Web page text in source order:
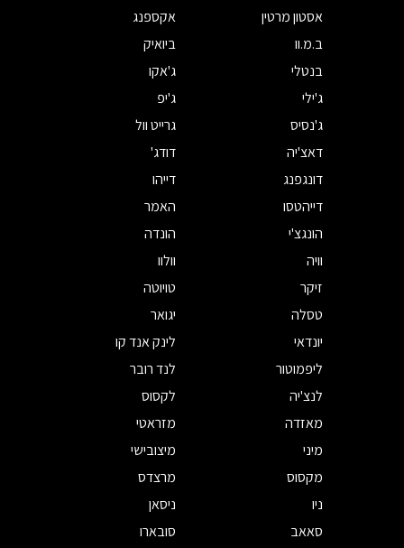
אסטון מרטין
אקספנג
ב.מ.וו
ביואיק
בנטלי
ג'אקו
ג'ילי
ג'יפ
ג'נסיס
גרייט וול
דאצ'יה
דודג'
דונגפנג
דייהו
דייהטסו
האמר
הונגצ'י
הונדה
וויה
וולוו
זיקר
טויוטה
טסלה
יגואר
יונדאי
לינק אנד קו
ליפמוטור
לנד רובר
לנצ'יה
לקסוס
מאזדה
מזראטי
מיני
מיצובישי
מקסוס
מרצדס
ניו
ניסאן
סאאב
סובארו